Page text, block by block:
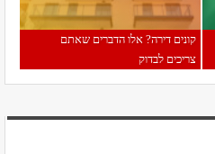
קונים דירה? אלו הדברים שאתם
צריכים לבדוק